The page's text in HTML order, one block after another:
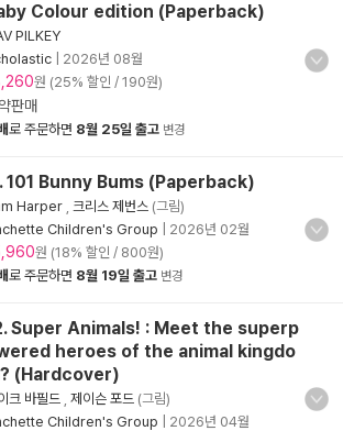
Colour edition (Paperback)
PILKEY
2026년 08월
원 (25% 할인 / 190원)
판매
로 주문하면 8월 25일 출고 변경
101 Bunny Bums (Paperback)
Harper 크리스 제번스 (그림)
Children's Group
2026년 02월
원 (18% 할인 / 800원)
로 주문하면 8월 19일 출고 변경
Super Animals! : Meet the superp
heroes of the animal kingdo
(Hardcover)
크 바필드 제이슨 포드 (그림)
Children's Group
2026년 04월